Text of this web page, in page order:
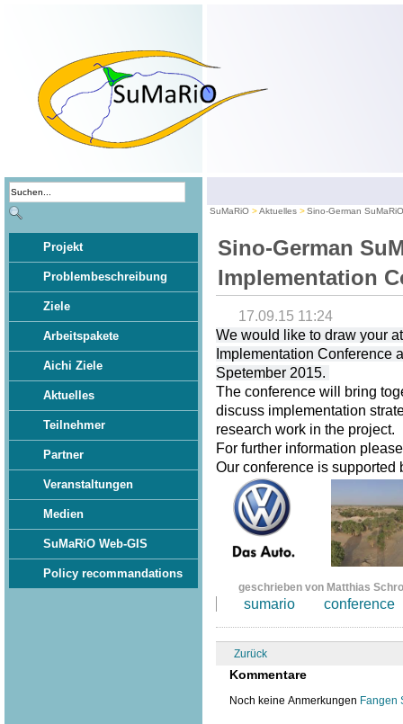
Projekt
Problembeschreibung
Ziele
Arbeitspakete
Aichi Ziele
Aktuelles
Teilnehmer
Partner
Veranstaltungen
Medien
SuMaRiO Web-GIS
Policy recommandations
SuMaRiO Aktuelles Sino-German
Sino-German
Implementation
17.09.15 11:24
We would like to draw your
Implementation Conference
Spetember 2015.
The conference will bring
discuss implementation
research work in the project.
For further information
Our conference is
geschrieben von Matthias
sumario conference
Zurück
Kommentare
Noch keine Anmerkungen Fangen